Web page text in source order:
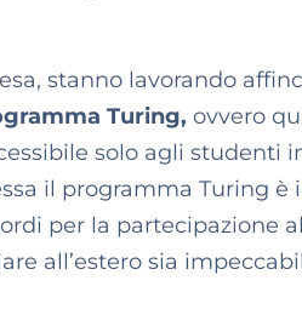
stanno lavorando
Turing, ovvero
solo agli studenti
il programma Turing
per la partecipazione
all’estero sia